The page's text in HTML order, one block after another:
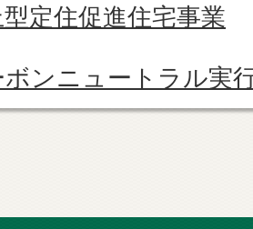
定住促進住宅事業
ンニュートラル実